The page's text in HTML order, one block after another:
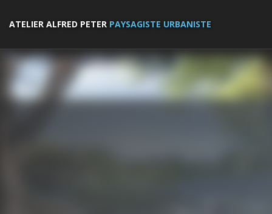
ATELIER ALFRED PETER PAYSAGISTE URBANISTE